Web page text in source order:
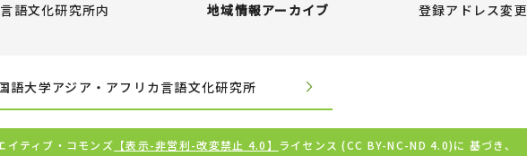
語文化研究所内
地域情報アーカイブ
登録アドレス変更
語大学アジア・アフリカ言語文化研究所
イティブ・コモンズ 【表示-非営利-改変禁止 4.0】
ライセンス (CC BY-NC-ND 4.0)に 基づき、